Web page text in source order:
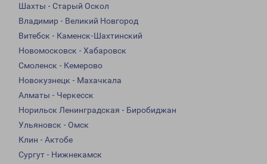
Шахты - Старый Оскол
Владимир - Великий Новгород
Витебск - Каменск-Шахтинский
Новомосковск - Хабаровск
Смоленск - Кемерово
Новокузнецк - Махачкала
Алматы - Черкесск
Норильск Ленинградская - Биробиджан
Ульяновск - Омск
Клин - Актобе
Сургут - Нижнекамск